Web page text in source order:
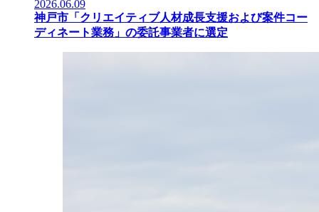
2026.06.09
神戸市「クリエイティブ人材成長支援および案件コー
ディネート業務」の委託事業者に選定